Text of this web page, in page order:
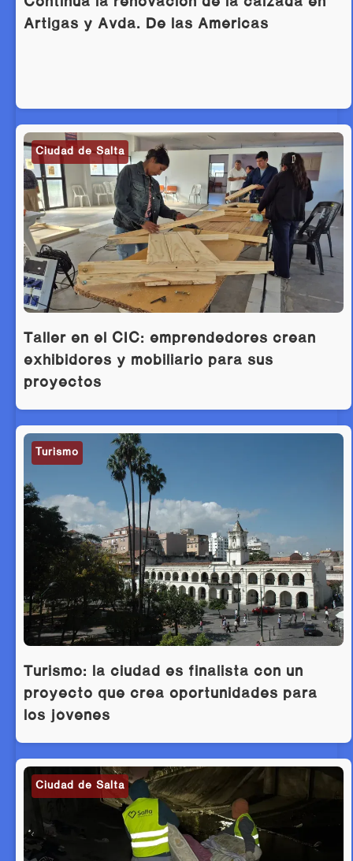
Artigas y Avda. De las Américas
Ciudad de Salta
Taller en el CIC: emprendedores crean
exhibidores y mobiliario para sus
proyectos
Turismo
Turismo: la ciudad es finalista con un
proyecto que crea oportunidades para
los jóvenes
Ciudad de Salta